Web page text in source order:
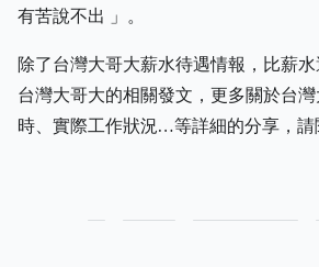
有苦說不出 」。
除了台灣大哥大薪水待遇情報，比薪
台灣大哥大的相關發文，更多關於台
時、實際工作狀況…等詳細的分享，請